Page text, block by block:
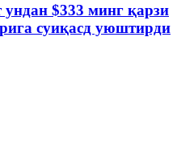
ундан $333 минг қарзи
суиқасд уюштирди